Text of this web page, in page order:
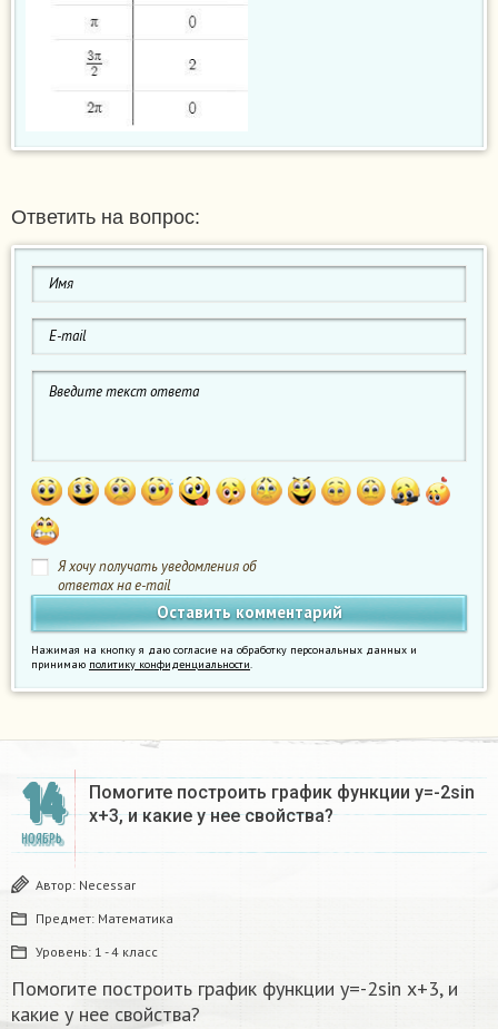
Ответить на вопрос:
Я хочу получать уведомления об
ответах на e-mail
Нажимая на кнопку я даю согласие на обработку персональных данных и
принимаю политику конфиденциальности.
14
НОЯБРЬ
Помогите построить график функции у=-2sin
x+3, и какие у нее свойства?
Автор: Necessar
Предмет: Математика
Уровень: 1 - 4 класс
Помогите построить график функции у=-2sin x+3, и
какие у нее свойства?